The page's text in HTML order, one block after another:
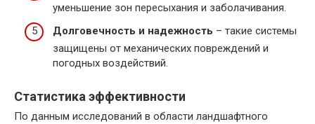
уменьшение зон пересыхания и заболачивания.
Долговечность и надежность – такие системы
защищены от механических повреждений и
погодных воздействий.
Статистика эффективности
По данным исследований в области ландшафтного